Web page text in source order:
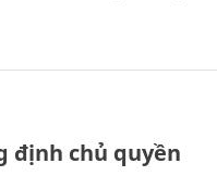
định chủ quyền